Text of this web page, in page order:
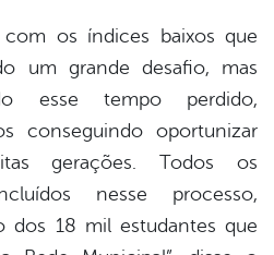
com os índices baixos que
um grande desafio, mas
esse tempo perdido,
conseguindo oportunizar
gerações. Todos os
nesse processo,
dos 18 mil estudantes que